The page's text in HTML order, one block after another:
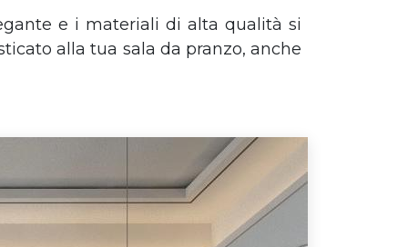
e i materiali di alta qualità si
alla tua sala da pranzo, anche